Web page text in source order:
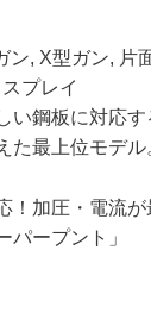
ン, X型ガン, 片
プレイ
い鋼板に対応
た最上位モデル
！加圧・電流
パープント」